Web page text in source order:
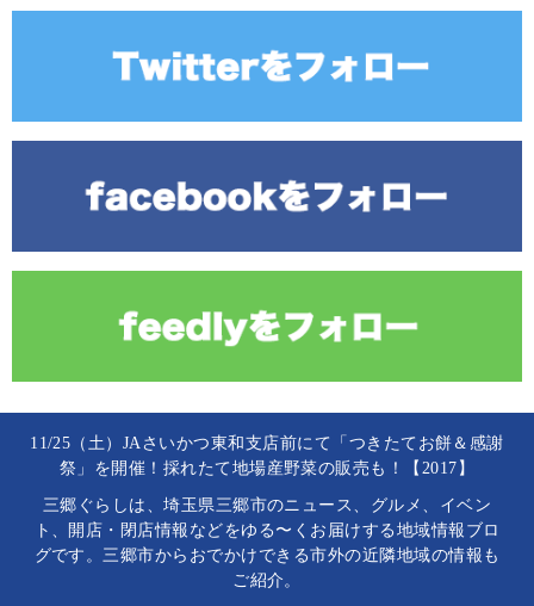
11/25（土）JAさいかつ東和支店前にて「つきたてお餅＆感謝
祭」を開催！採れたて地場産野菜の販売も！【2017】
三郷ぐらしは、埼玉県三郷市のニュース、グルメ、イベン
ト、開店・閉店情報などをゆる〜くお届けする地域情報ブロ
グです。三郷市からおでかけできる市外の近隣地域の情報も
ご紹介。